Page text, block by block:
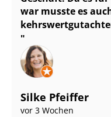
war musste es
Silke Pfeiffer
vor 3 Wochen